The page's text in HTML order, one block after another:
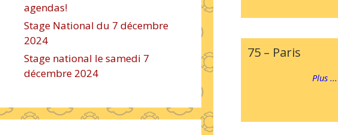
75 – Paris
Plus ...
agendas!
Stage National du 7 décembre
2024
Stage national le samedi 7
décembre 2024